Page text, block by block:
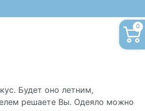
0
Будет оно летним,
решаете Вы. Одеяло можно